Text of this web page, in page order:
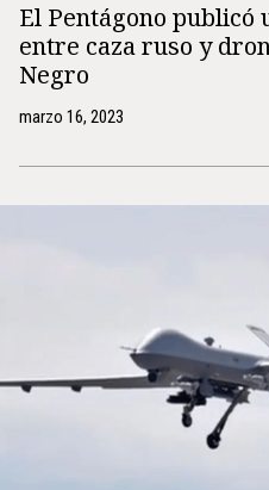
El Pentágono publicó
entre caza ruso y
Negro
marzo 16, 2023